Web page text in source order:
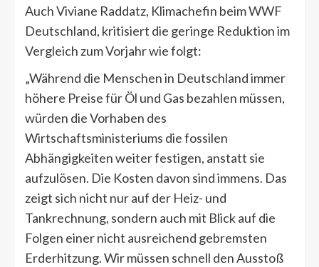
Auch Viviane Raddatz, Klimachefin beim WWF
Deutschland, kritisiert die geringe Reduktion im
Vergleich zum Vorjahr wie folgt:
„Während die Menschen in Deutschland immer
höhere Preise für Öl und Gas bezahlen müssen,
würden die Vorhaben des
Wirtschaftsministeriums die fossilen
Abhängigkeiten weiter festigen, anstatt sie
aufzulösen. Die Kosten davon sind immens. Das
zeigt sich nicht nur auf der Heiz- und
Tankrechnung, sondern auch mit Blick auf die
Folgen einer nicht ausreichend gebremsten
Erderhitzung. Wir müssen schnell den Ausstoß